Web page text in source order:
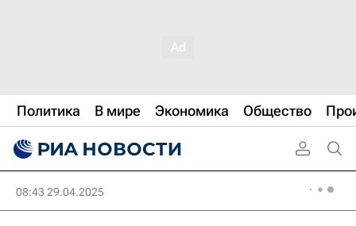
Политика В мире Экономика Общество
08:43 29.04.2025